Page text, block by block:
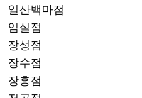
일산백마점
임실점
장성점
장수점
장흥점